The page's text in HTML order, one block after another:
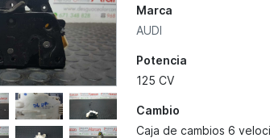
Marca
AUDI
Potencia
125 CV
Cambio
Caja de cambios 6